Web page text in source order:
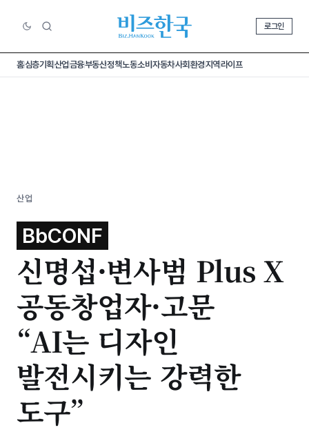
로그인
홈심층기획산업금융부동산정책노동소비 자동차사회환경지역라이프
산업
BbCONF
신명섭·변사범 Plus X
공동창업자·고문
“AI는 디자인
발전시키는 강력한
도구”